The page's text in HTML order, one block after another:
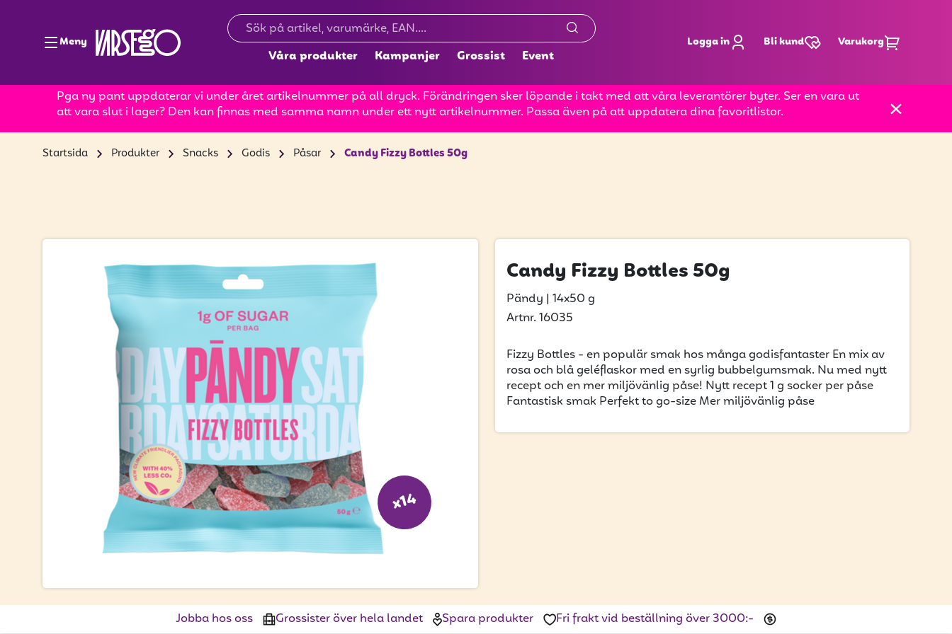
Meny
Våra produkter Kampanjer Grossist Event
Logga in Bli kund Varukorg
Pga ny pant uppdaterar vi under året artikelnummer på all dryck. Förändringen sker löpande i takt med att våra leverantörer byter. Ser en vara ut
att vara slut i lager? Den kan finnas med samma namn under ett nytt artikelnummer. Passa även på att uppdatera dina favoritlistor.
Startsida Produkter Snacks Godis Påsar Candy Fizzy Bottles 50g
x14
Candy Fizzy Bottles 50g
Pändy | 14x50 g
Artnr. 16035
Fizzy Bottles - en populär smak hos många godisfantaster En mix av
rosa och blå geléflaskor med en syrlig bubbelgumsmak. Nu med nytt
recept och en mer miljövänlig påse! Nytt recept 1 g socker per påse
Fantastisk smak Perfekt to go-size Mer miljövänlig påse
Jobba hos oss Grossister över hela landet Spara produkter Fri frakt vid beställning över 3000:-